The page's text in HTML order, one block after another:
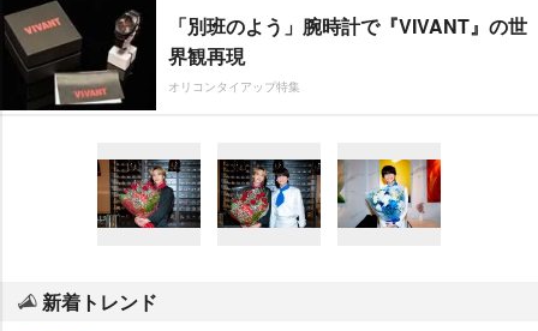
「別班のよう」腕時計で『VIVANT』の世
界観再現
オリコンタイアップ特集
新着トレンド